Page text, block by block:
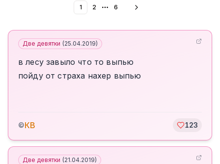
1 2 More pages
6
Две девятки (25.04.2019)
в лесу завыло что то выпью
пойду от страха нахер выпью
©КВ 123
Две девятки (21.04.2019)